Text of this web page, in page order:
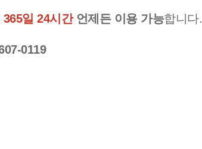
365일 24시간언제든 이용 가능합니다.
0119